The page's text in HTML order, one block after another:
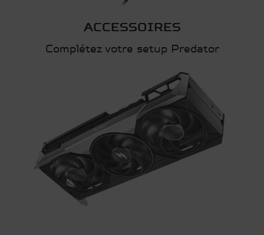
ACCESSOIRES
Complétez votre setup Predator